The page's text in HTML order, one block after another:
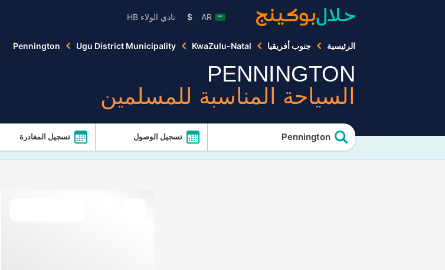
AR
$ نادي الولاء HB
الرئيسية جنوب أفريقيا KwaZulu-Natal
Ugu District Municipality
Pennington
PENNINGTON
السياحة المناسبة للمسلمين
Pennington تسجيل الوصول تسجيل المغادرة